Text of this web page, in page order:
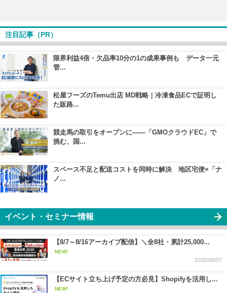
注目記事（PR）
限界利益4倍・欠品率10分の1の成果事例も データ一元
管...
松屋フーズのTemu出店 MD戦略｜冷凍食品ECで証明し
た販路...
競走馬の取引をオープンに――「GMOクラウドEC」で
挑む、国...
スペース不足と配送コストを同時に解決 地区宅便×「ナ
ノ...
イベント・セミナー情報
【8/7～8/16アーカイブ配信】＼全8社・累計25,000...
NEW!
2026/08/07
【ECサイト立ち上げ予定の方必見】Shopifyを活用し...
NEW!